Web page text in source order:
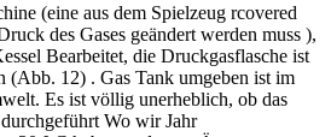
(eine aus dem Spielzeug rcovered
des Gases geändert werden muss ),
Bearbeitet, die Druckgasflasche ist
(Abb. 12) . Gas Tank umgeben ist im
Es ist völlig unerheblich, ob das
Wo wir Jahr